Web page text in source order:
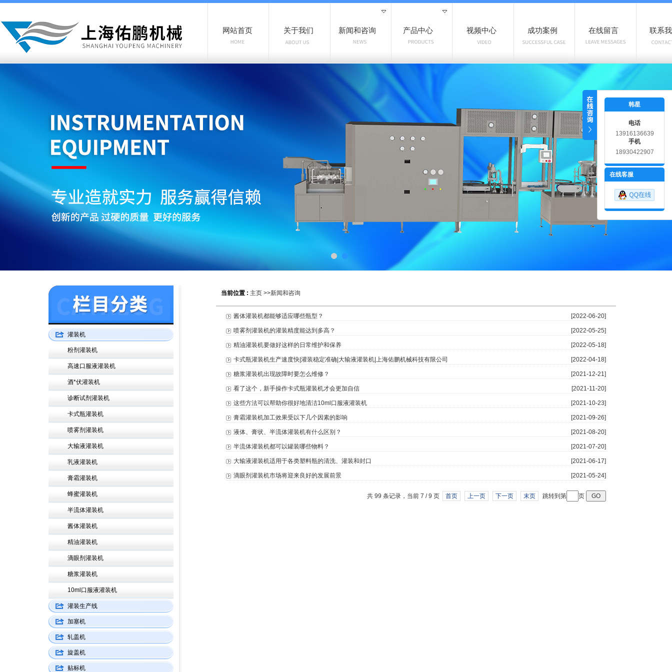
网站首页 关于我们 新闻和咨询 产品中心 视频中心 成功案例 在线留言 联系
当前位置 : 主页 >>新闻和咨询
酱体灌装机都能够适应哪些瓶型？ [2022-06-20]
喷雾剂灌装机的灌装精度能达到多高？ [2022-05-25]
精油灌装机要做好这样的日常维护和保养 [2022-05-18]
卡式瓶灌装机生产速度快|灌装稳定准确|大输液灌装机|上海佑鹏机械科技有限公司 [2022-04-18]
糖浆灌装机出现故障时要怎么维修？ [2021-12-21]
看了这个，新手操作卡式瓶灌装机才会更加自信 [2021-11-20]
这些方法可以帮助你很好地清洁10ml口服液灌装机 [2021-10-23]
膏霜灌装机加工效果受以下几个因素的影响 [2021-09-26]
液体、膏状、半流体灌装机有什么区别？ [2021-08-20]
半流体灌装机都可以罐装哪些物料？ [2021-07-20]
大输液灌装机适用于各类塑料瓶的清洗、灌装和封口 [2021-06-17]
滴眼剂灌装机市场将迎来良好的发展前景 [2021-05-24]
共 99 条记录，当前 7 / 9 页 首页 上一页 下一页 末页 跳转到第 页
灌装机
粉剂灌装机
高速口服液灌装机
酒*伏灌装机
诊断试剂灌装机
卡式瓶灌装机
喷雾剂灌装机
大输液灌装机
乳液灌装机
膏霜灌装机
蜂蜜灌装机
半流体灌装机
酱体灌装机
精油灌装机
滴眼剂灌装机
糖浆灌装机
10ml口服液灌装机
灌装生产线
加塞机
轧盖机
旋盖机
贴标机
韩星
电话
13916136639
手机
18930422907
在线客服